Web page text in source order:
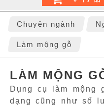
Chuyên ngành
Làm mộng gỗ
LÀM MỘNG
Dụng cụ làm mộng
dạng cũng như số